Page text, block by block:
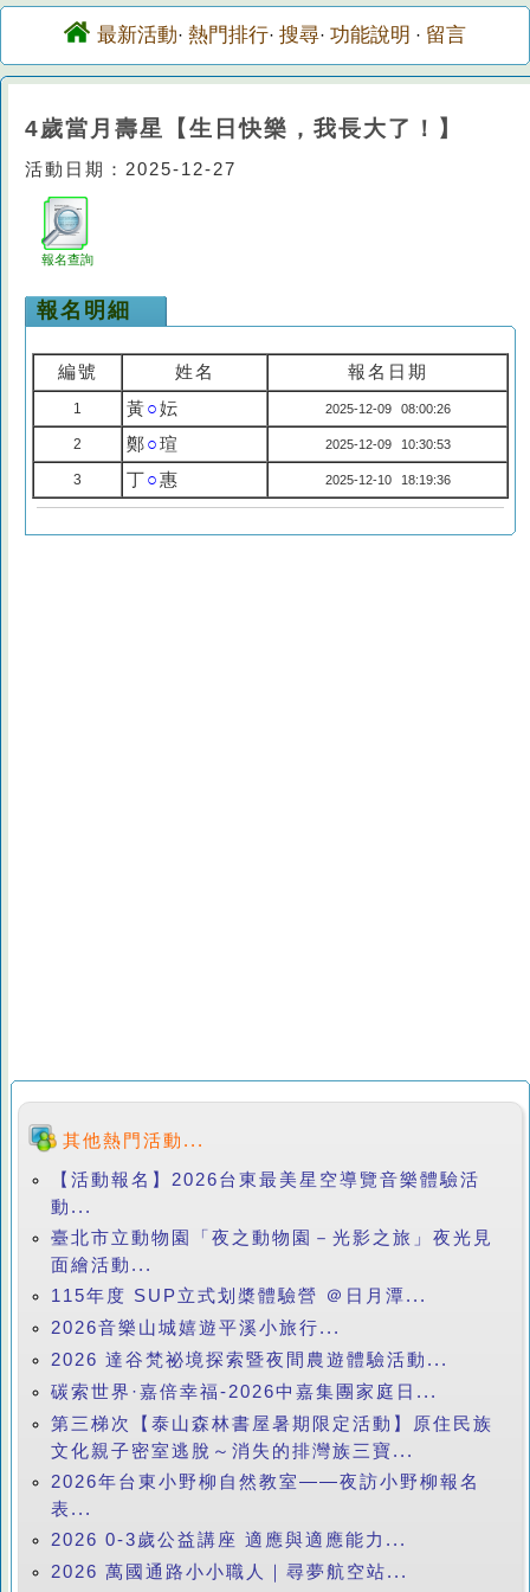
最新活動· 熱門排行· 搜尋· 功能說明 · 留言
4歲當月壽星【生日快樂，我長大了！】
活動日期：2025-12-27
報名查詢
報名明細
編號 姓名 報名日期
1 黃○妘 2025-12-09 08:00:26
2 鄭○瑄 2025-12-09 10:30:53
3 丁○惠 2025-12-10 18:19:36
其他熱門活動...
【活動報名】2026台東最美星空導覽音樂體驗活
動...
臺北市立動物園「夜之動物園－光影之旅」夜光見
面繪活動...
115年度 SUP立式划槳體驗營 ＠日月潭...
2026音樂山城嬉遊平溪小旅行...
2026 達谷梵祕境探索暨夜間農遊體驗活動...
碳索世界·嘉倍幸福-2026中嘉集團家庭日...
第三梯次【泰山森林書屋暑期限定活動】原住民族
文化親子密室逃脫～消失的排灣族三寶...
2026年台東小野柳自然教室——夜訪小野柳報名
表...
2026 0-3歲公益講座 適應與適應能力...
2026 萬國通路小小職人｜尋夢航空站...